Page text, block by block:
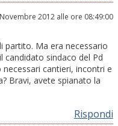
2012 alle ore 08:49:00
partito. Ma era necessario
sindaco del Pd
cantieri, incontri e
Bravi, avete spianato la
Rispondi